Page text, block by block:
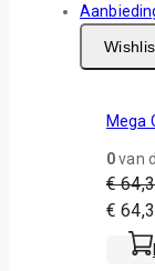
Mega
0van
€
€